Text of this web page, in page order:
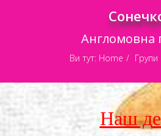
Англомовна
Ви тут: Home Групи
Наш д